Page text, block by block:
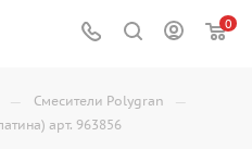
0
— Смесители Polygran —
арт. 963856